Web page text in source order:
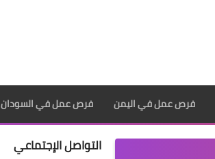
فرص عمل في اليمن فرص عمل في السودان
التواصل الإجتماعي